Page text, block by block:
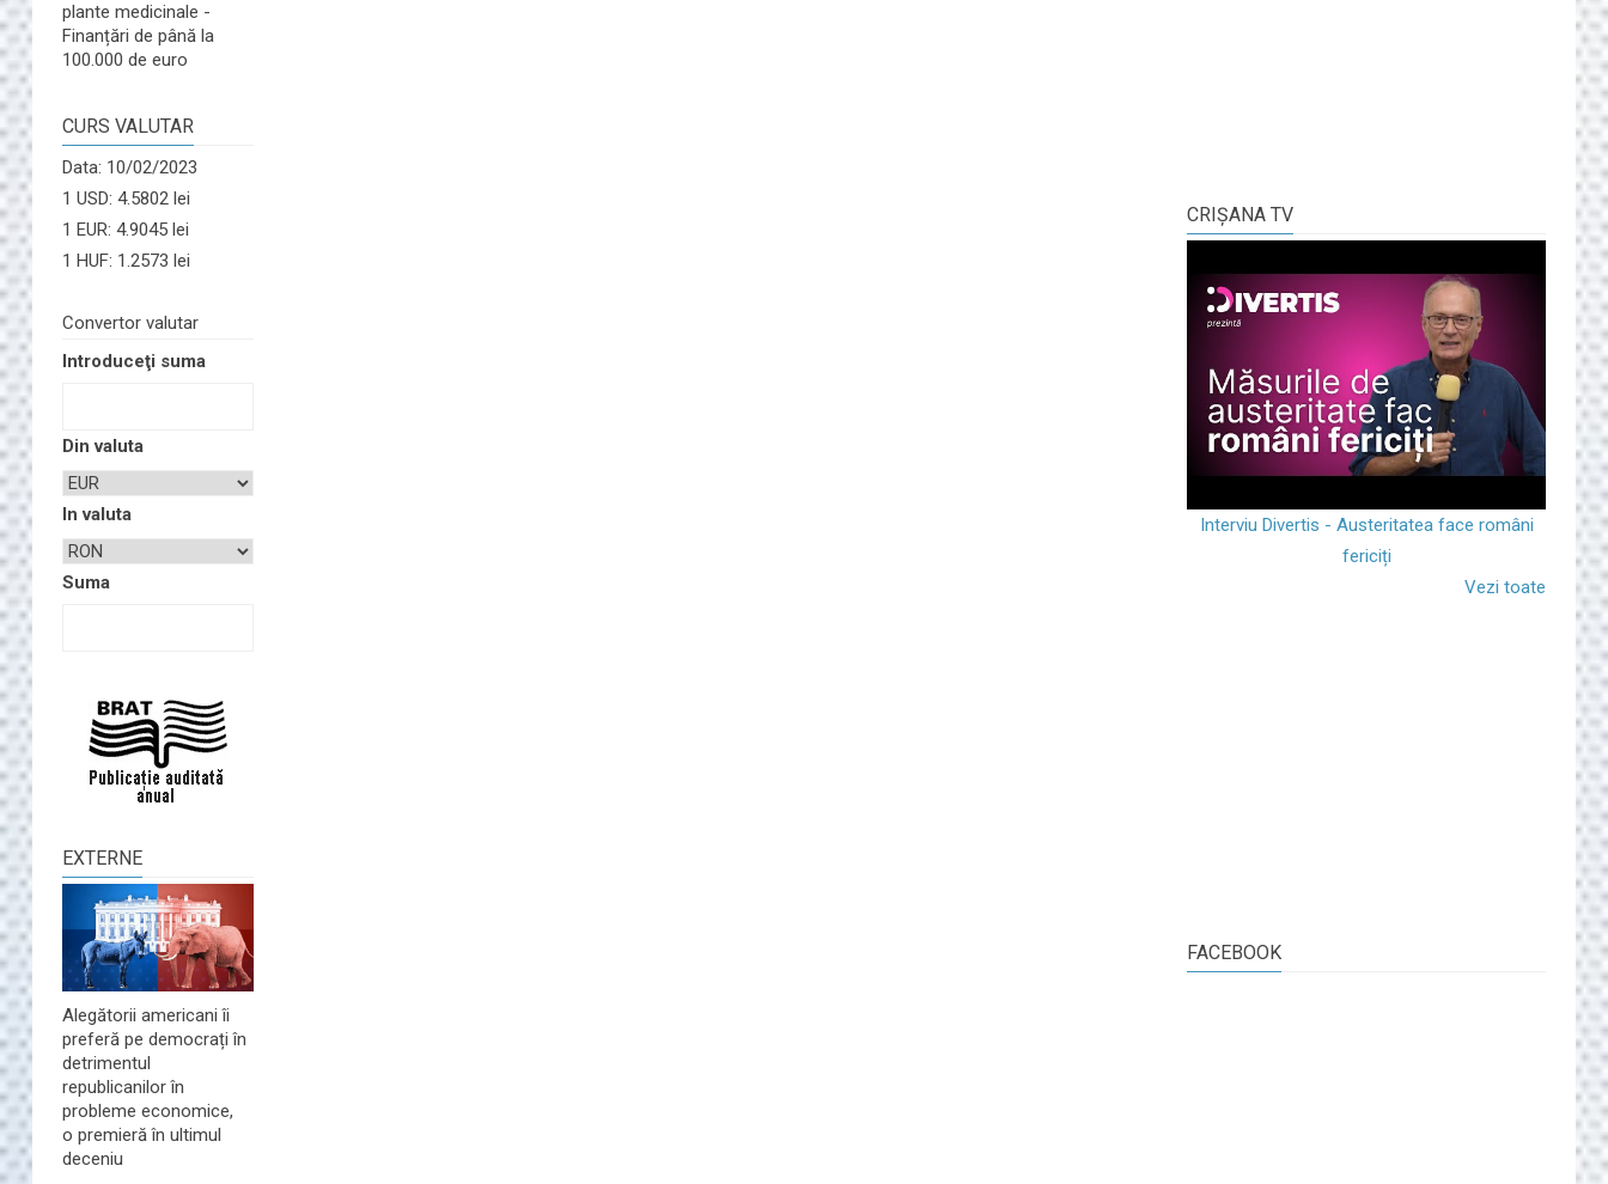
plante medicinale -
Finanțări de până la
100.000 de euro
CURS VALUTAR
Data: 10/02/2023
1 USD: 4.5802 lei
1 EUR: 4.9045 lei
1 HUF: 1.2573 lei
Convertor valutar
Introduceţi suma
Din valuta
In valuta
Suma
EXTERNE
Alegătorii americani îi
preferă pe democrați în
detrimentul
republicanilor în
probleme economice,
o premieră în ultimul
deceniu
CRIŞANA TV
Interviu Divertis - Austeritatea face români
fericiți
Vezi toate
FACEBOOK